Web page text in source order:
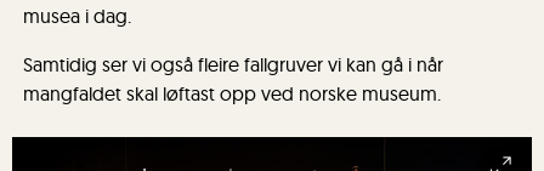
musea i dag.
Samtidig ser vi også fleire fallgruver vi kan gå i når
mangfaldet skal løftast opp ved norske museum.